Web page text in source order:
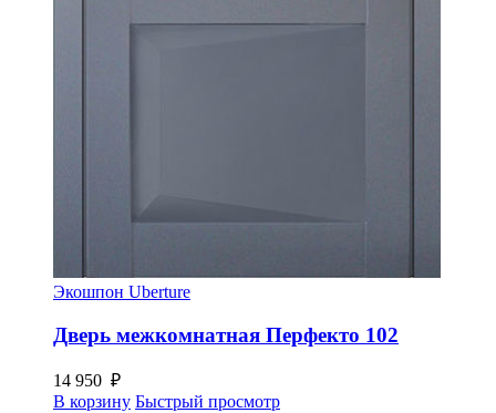
Экошпон Uberture
Дверь межкомнатная Перфекто 102
14 950 ₽
В корзину Быстрый просмотр